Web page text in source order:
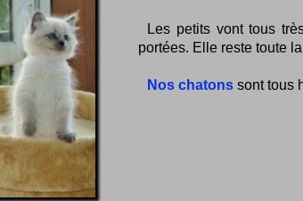
Les petits vont tous
portées. Elle reste toute
Nos chatons sont tous